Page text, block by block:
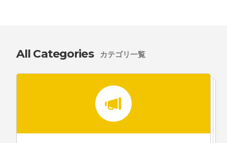
All Categories カテゴリ一覧